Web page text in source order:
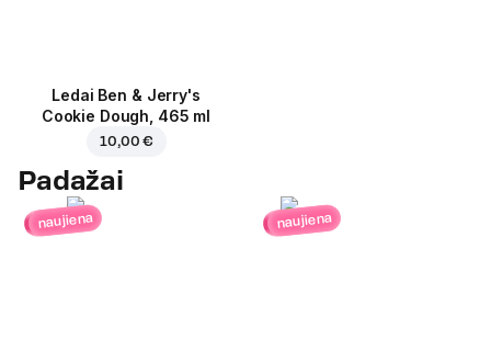
Ledai Ben & Jerry's
Cookie Dough, 465 ml
10,00 €
Padažai
naujiena naujiena